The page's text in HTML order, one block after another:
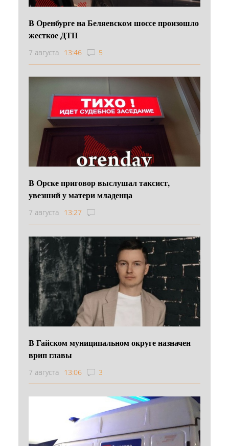
В Оренбурге на Беляевском шоссе произошло
жесткое ДТП
7 августа 13:46 5
В Орске приговор выслушал таксист,
увезший у матери младенца
7 августа 13:27
В Гайском муниципальном округе назначен
врип главы
7 августа 13:06 3